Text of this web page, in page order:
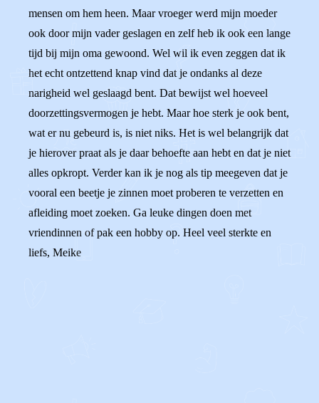
mensen om hem heen. Maar vroeger werd mijn moeder
ook door mijn vader geslagen en zelf heb ik ook een lange
tijd bij mijn oma gewoond. Wel wil ik even zeggen dat ik
het echt ontzettend knap vind dat je ondanks al deze
narigheid wel geslaagd bent. Dat bewijst wel hoeveel
doorzettingsvermogen je hebt. Maar hoe sterk je ook bent,
wat er nu gebeurd is, is niet niks. Het is wel belangrijk dat
je hierover praat als je daar behoefte aan hebt en dat je niet
alles opkropt. Verder kan ik je nog als tip meegeven dat je
vooral een beetje je zinnen moet proberen te verzetten en
afleiding moet zoeken. Ga leuke dingen doen met
vriendinnen of pak een hobby op. Heel veel sterkte en
liefs, Meike